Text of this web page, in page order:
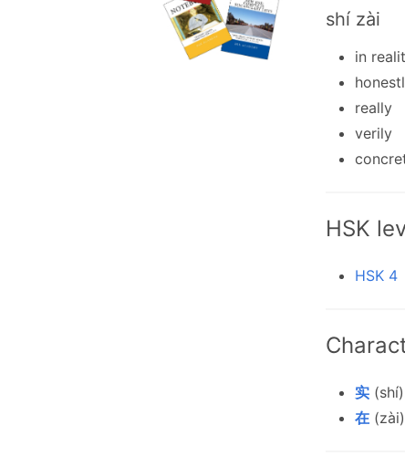
shí zài
in
really
verily
HSK
HSK 4
实
在